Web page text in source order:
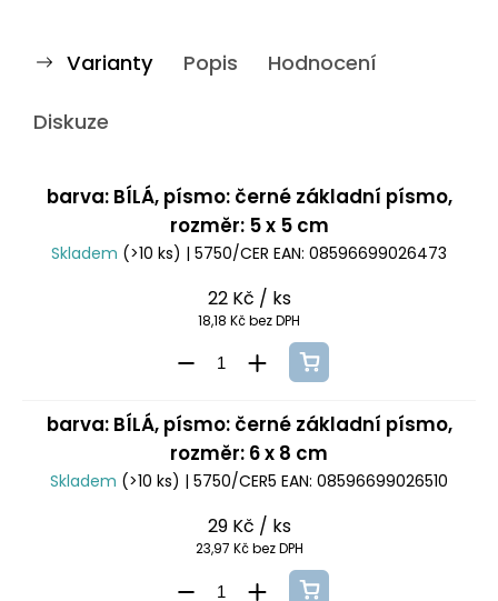
Varianty Popis Hodnocení
Diskuze
barva: BÍLÁ, písmo: černé základní písmo,
rozměr: 5 x 5 cm
Skladem (>10 ks) | 5750/CER EAN: 08596699026473
22 Kč / ks
18,18 Kč bez DPH
barva: BÍLÁ, písmo: černé základní písmo,
rozměr: 6 x 8 cm
Skladem (>10 ks) | 5750/CER5 EAN: 08596699026510
29 Kč / ks
23,97 Kč bez DPH